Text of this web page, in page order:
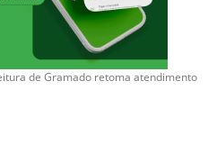
de Gramado retoma atendimento